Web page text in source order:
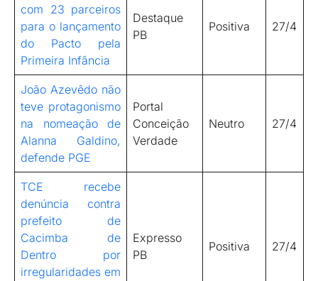
com 23 parceiros
para o lançamento
do Pacto pela
Primeira Infância
Destaque
PB
Positiva 27/4
João Azevêdo não
teve protagonismo
na nomeação de
Alanna Galdino,
defende PGE
Portal
Conceição
Verdade
Neutro 27/4
TCE recebe
denúncia contra
prefeito de
Cacimba de
Dentro por
irregularidades em
Expresso
PB
Positiva 27/4